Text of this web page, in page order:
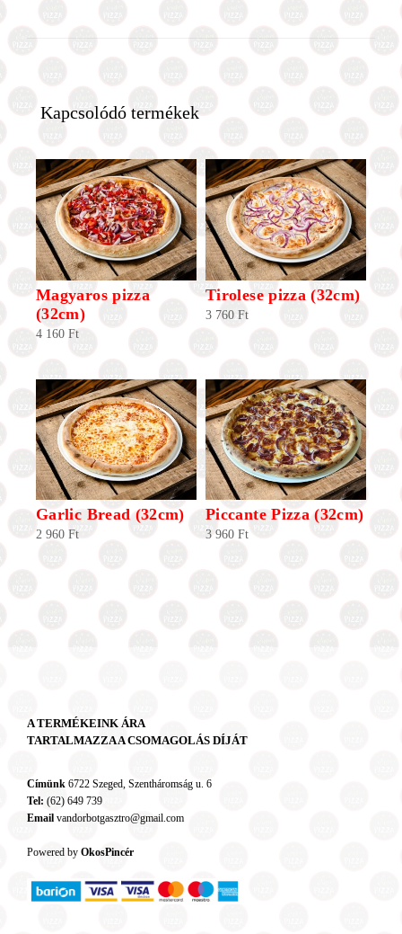
Kapcsolódó termékek
Magyaros pizza
(32cm)
4 160 Ft
Tirolese pizza (32cm)
3 760 Ft
Garlic Bread (32cm)
2 960 Ft
Piccante Pizza (32cm)
3 960 Ft
A TERMÉKEINK ÁRA
TARTALMAZZA A CSOMAGOLÁS DÍJÁT
Címünk 6722 Szeged, Szentháromság u. 6
Tel: (62) 649 739
Email vandorbotgasztro@gmail.com
Powered by OkosPincér